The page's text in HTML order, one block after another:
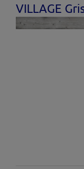
VILLAGE